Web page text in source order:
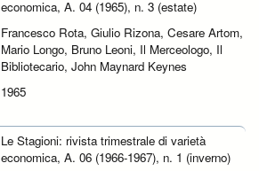
economica, A. 04 (1965), n. 3 (estate)
Francesco Rota, Giulio Rizona, Cesare Artom,
Mario Longo, Bruno Leoni, Il Merceologo, Il
Bibliotecario, John Maynard Keynes
1965
Le Stagioni: rivista trimestrale di varietà
economica, A. 06 (1966-1967), n. 1 (inverno)